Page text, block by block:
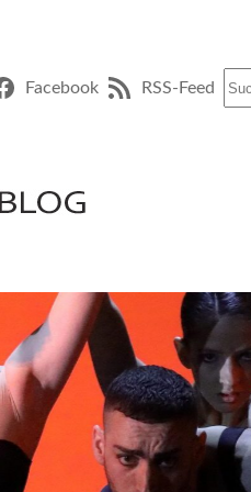
Facebook RSS-Feed